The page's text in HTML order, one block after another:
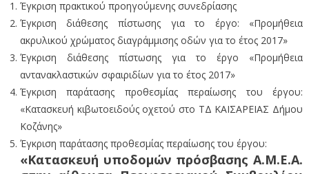
Έγκριση πρακτικού προηγούμενης συνεδρίασης
Έγκριση διάθεσης πίστωσης για το έργο: «Προμήθεια
ακρυλικού χρώματος διαγράμμισης οδών για το έτος 2017»
Έγκριση διάθεσης πίστωσης για το έργο «Προμήθεια
αντανακλαστικών σφαιριδίων για το έτος 2017»
Έγκριση παράτασης προθεσμίας περαίωσης του έργου:
«Κατασκευή κιβωτοειδούς οχετού στο ΤΔ ΚΑΙΣΑΡΕΙΑΣ Δήμου
Κοζάνης»
Έγκριση παράτασης προθεσμίας περαίωσης του έργου:
«Κατασκευή υποδομών πρόσβασης Α.Μ.Ε.Α.